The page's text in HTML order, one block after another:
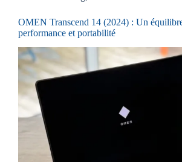
OMEN Transcend 14 (2024) : Un
performance et portabilité